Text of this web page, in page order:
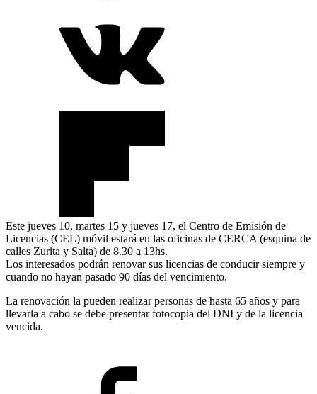
Este jueves 10, martes 15 y jueves 17, el Centro de Emisión de
Licencias (CEL) móvil estará en las oficinas de CERCA (esquina de
calles Zurita y Salta) de 8.30 a 13hs.
Los interesados podrán renovar sus licencias de conducir siempre y
cuando no hayan pasado 90 días del vencimiento.
La renovación la pueden realizar personas de hasta 65 años y para
llevarla a cabo se debe presentar fotocopia del DNI y de la licencia
vencida.